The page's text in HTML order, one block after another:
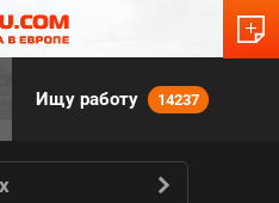
Ищу работу 14237